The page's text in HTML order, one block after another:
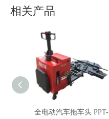
相关产品
全电动汽车拖车头 PPT-